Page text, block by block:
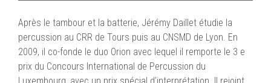
Après le tambour et la batterie, Jérémy Daillet étudie la
percussion au CRR de Tours puis au CNSMD de Lyon. En
2009, il co-fonde le duo Orion avec lequel il remporte le 3 e
prix du Concours International de Percussion du